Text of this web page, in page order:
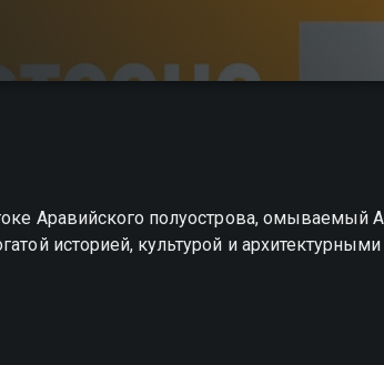
Аравийского полуострова,
историей, культурой и